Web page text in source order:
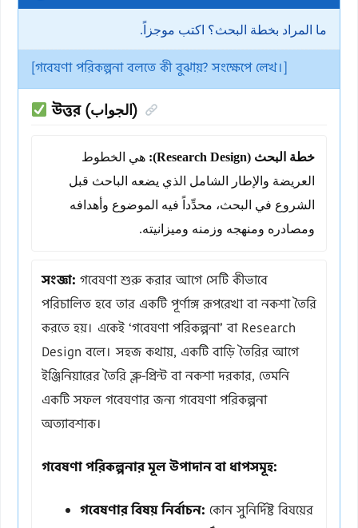
ما المراد بخطة البحث؟ اكتب موجزاً.
[গবেষণা পরিকল্পনা বলতে কী বুঝায়? সংক্ষেপে লেখ।]
উত্তর (الجواب)
خطة البحث (Research Design):
هي الخطوط
العريضة والإطار الشامل الذي يضعه الباحث قبل
الشروع في البحث، محدِّداً فيه الموضوع وأهدافه
ومصادره ومنهجه وزمنه وميزانيته.
সংজ্ঞা: গবেষণা শুরু করার আগে সেটি কীভাবে
পরিচালিত হবে তার একটি পূর্ণাঙ্গ রূপরেখা বা নকশা তৈরি
করতে হয়। একেই ‘গবেষণা পরিকল্পনা’ বা Research
Design বলে। সহজ কথায়, একটি বাড়ি তৈরির আগে
ইঞ্জিনিয়ারের তৈরি ব্লু-প্রিন্ট বা নকশা দরকার, তেমনি
একটি সফল গবেষণার জন্য গবেষণা পরিকল্পনা
অত্যাবশ্যক।
গবেষণা পরিকল্পনার মূল উপাদান বা ধাপসমূহ:
গবেষণার বিষয় নির্বাচন: কোন সুনির্দিষ্ট বিষয়ের